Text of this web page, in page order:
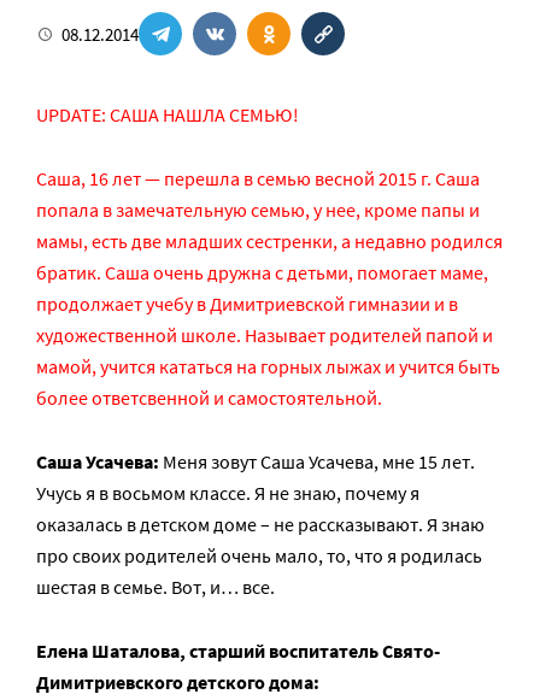
08.12.2014
UPDATE: САША НАШЛА СЕМЬЮ!
Саша, 16 лет — перешла в семью весной 2015 г. Саша
попала в замечательную семью, у нее, кроме папы и
мамы, есть две младших сестренки, а недавно родился
братик. Саша очень дружна с детьми, помогает маме,
продолжает учебу в Димитриевской гимназии и в
художественной школе. Называет родителей папой и
мамой, учится кататься на горных лыжах и учится быть
более ответсвенной и самостоятельной.
Саша Усачева: Меня зовут Саша Усачева, мне 15 лет.
Учусь я в восьмом классе. Я не знаю, почему я
оказалась в детском доме – не рассказывают. Я знаю
про своих родителей очень мало, то, что я родилась
шестая в семье. Вот, и… все.
Елена Шаталова, старший воспитатель Свято-
Димитриевского детского дома: